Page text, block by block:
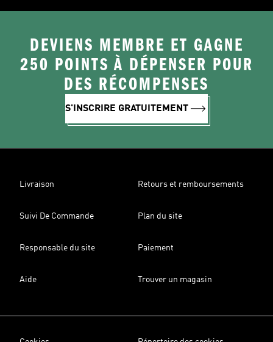
DEVIENS MEMBRE ET GAGNE
250 POINTS À DÉPENSER POUR
DES RÉCOMPENSES
S'INSCRIRE GRATUITEMENT
Livraison Retours et remboursements
Suivi De Commande Plan du site
Responsable du site Paiement
Aide Trouver un magasin